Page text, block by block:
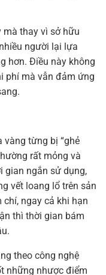
mà thay vì sở hữu
người lại lựa
hơn. Điều này không
phí mà vẫn đảm ứng
vàng từng bị “ghẻ
rất mỏng và
gian ngắn sử dụng,
vết loang lổ trên sản
ngay cả khi hạn
thì thời gian bám
theo công nghệ
những nhược điểm